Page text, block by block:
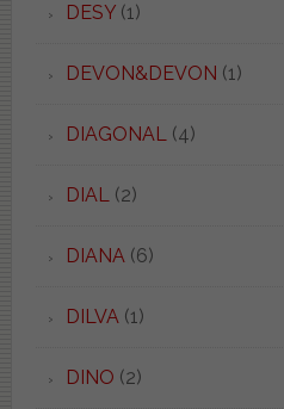
DESY(1)
DEVON&DEVON (1)
DIAGONAL(4)
DIAL(2)
DIANA(6)
DILVA(1)
DINO (2)